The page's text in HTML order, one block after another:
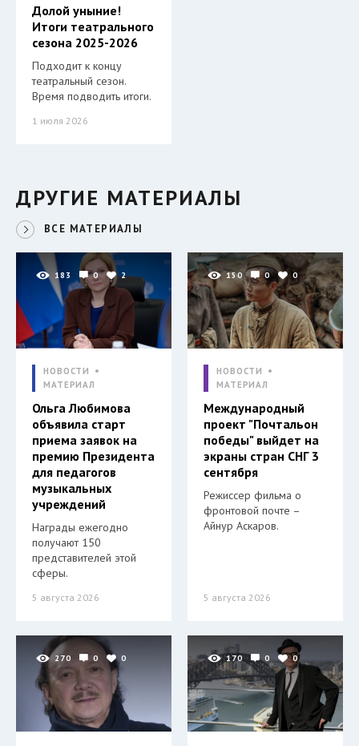
Долой уныние!
Итоги театрального
сезона 2025-2026
Подходит к концу
театральный сезон.
Время подводить итоги.
1 июля 2026
ДРУГИЕ МАТЕРИАЛЫ
ВСЕ МАТЕРИАЛЫ
183 0 2
НОВОСТИ
МАТЕРИАЛ
Ольга Любимова
объявила старт
приема заявок на
премию Президента
для педагогов
музыкальных
учреждений
Награды ежегодно
получают 150
представителей этой
сферы.
5 августа 2026
150 0 0
НОВОСТИ
МАТЕРИАЛ
Международный
проект "Почтальон
победы" выйдет на
экраны стран СНГ 3
сентября
Режиссер фильма о
фронтовой почте –
Айнур Аскаров.
5 августа 2026
270 0 0 170 0 0